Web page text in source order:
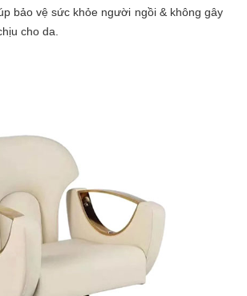
bảo vệ sức khỏe người ngồi & không gây
cho da.